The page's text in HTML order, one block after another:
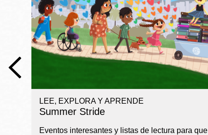
Biblioteca
Anza
Ingleside
LEE, EXPLORA Y APRENDE
Summer Stride
Eventos interesantes y listas de lectura para que